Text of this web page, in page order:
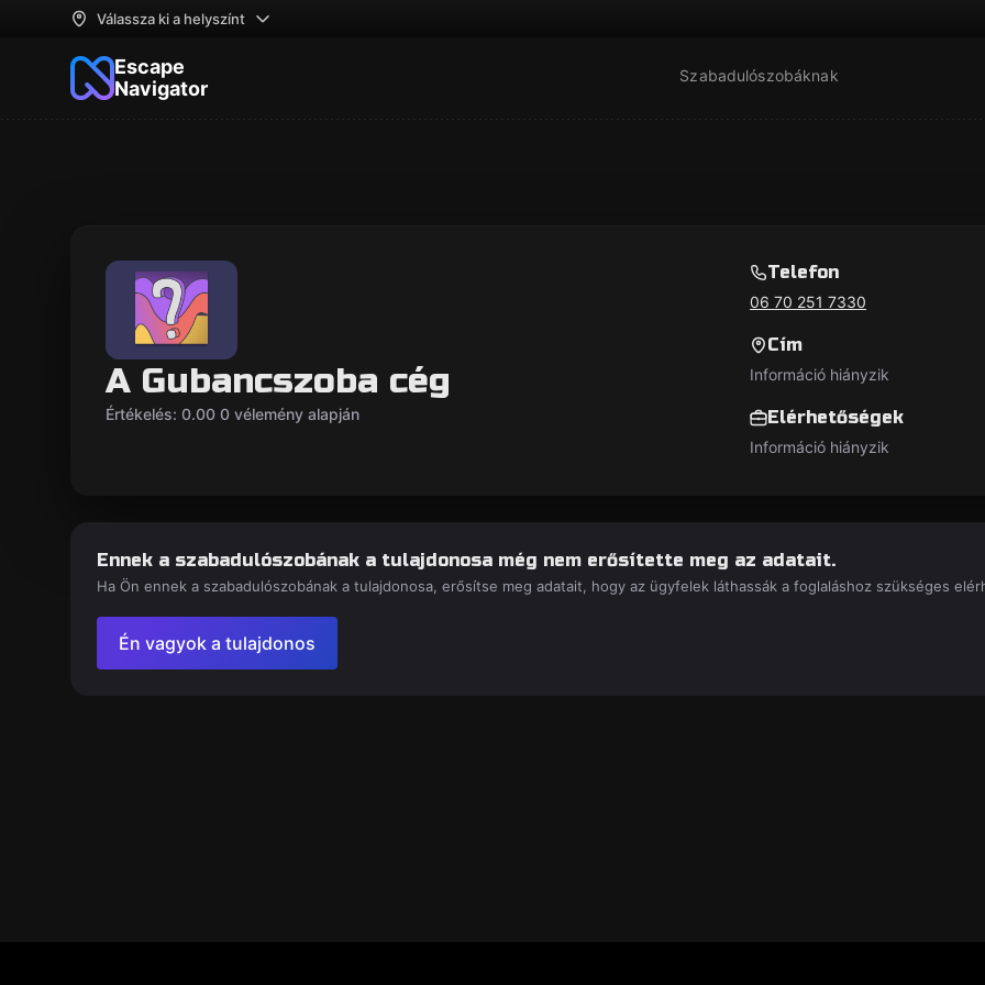
Válassza ki a helyszínt
Escape
Navigator
Szabadulószobáknak
A Gubancszoba cég
Értékelés: 0.00 0 vélemény alapján
Telefon
06 70 251 7330
Cím
Információ hiányzik
Elérhetőségek
Információ hiányzik
Ennek a szabadulószobának a tulajdonosa még nem erősítette meg az adatait.
Ha Ön ennek a szabadulószobának a tulajdonosa, erősítse meg adatait, hogy az ügyfelek láthassák a foglaláshoz szükséges
Én vagyok a tulajdonos